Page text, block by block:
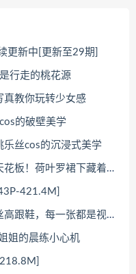
更新中[更新至29期]
行走的桃花源
真教你玩转少女感
的破壁美学
乐丝cos的沉浸式美学
罗裙下藏着整个江南的温柔
421.4M]
，每一张都是视觉盛宴！
姐的晨练小心机